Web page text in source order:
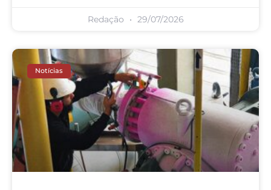
Redação 29/07/2026
Notícias